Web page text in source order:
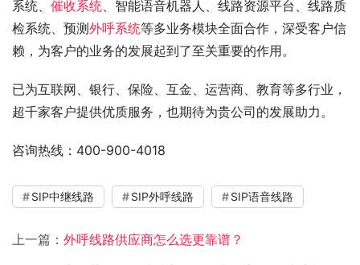
系统、 催收系统、智能语音机器人、线路资源平台、线路质
检系统、预测外呼系统等多业务模块全面合作，深受客户信
赖，为客户的业务的发展起到了至关重要的作用。
已为互联网、银行、保险、互金、运营商、教育等多行业，
超千家客户提供优质服务，也期待为贵公司的发展助力。
咨询热线：400-900-4018
SIP中继线路 SIP外呼线路 SIP语音线路
上一篇： 外呼线路供应商怎么选更靠谱？